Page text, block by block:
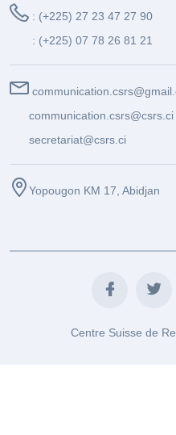
: (+225) 27 23 47 27 90
: (+225) 07 78 26 81 21
communication.csrs@csrs.ci
secretariat@csrs.ci
Yopougon KM 17, Abidjan
Centre Suisse de